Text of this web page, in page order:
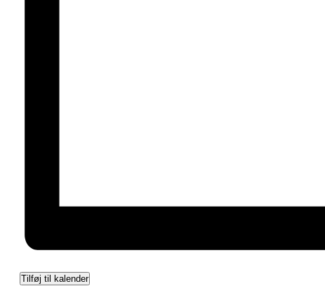
Tilføj til kalender